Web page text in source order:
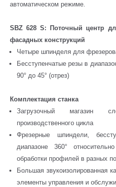
автоматическом режиме.
SBZ 628 S: Поточный центр
фасадных конструкций
Четыре шпинделя для
Бесступенчатые резы в
90° до 45° (отрез)
Комплектация станка
Загрузочный магазин
производственного цикла
Фрезерные шпиндели,
диапазоне 360°
обработки профилей в разных
Большая звукоизолированная
элементы управления и